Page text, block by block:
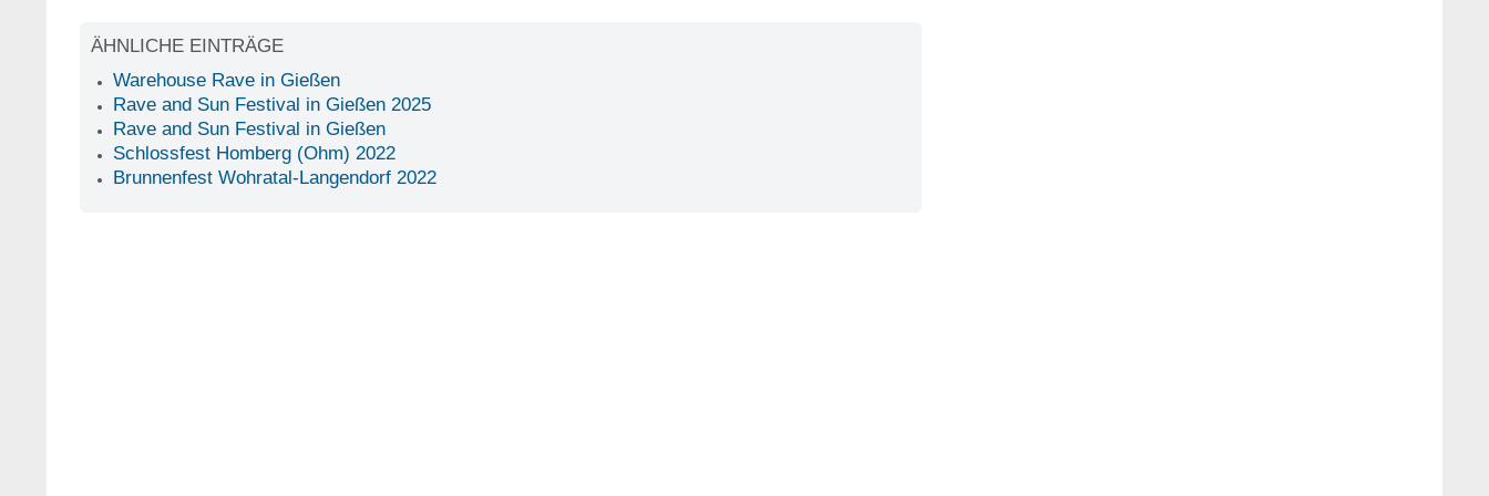
ÄHNLICHE EINTRÄGE
Warehouse Rave in Gießen
Rave and Sun Festival in Gießen 2025
Rave and Sun Festival in Gießen
Schlossfest Homberg (Ohm) 2022
Brunnenfest Wohratal-Langendorf 2022